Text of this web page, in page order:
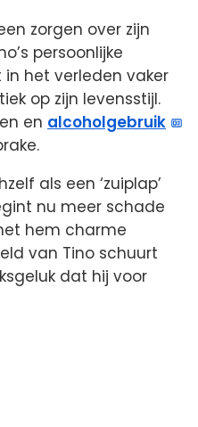
zorgen over zijn
persoonlijke
het verleden vaker
op zijn levensstijl.
en alcoholgebruik
als een ‘zuiplap’
nu meer schade
hem charme
van Tino schuurt
dat hij voor